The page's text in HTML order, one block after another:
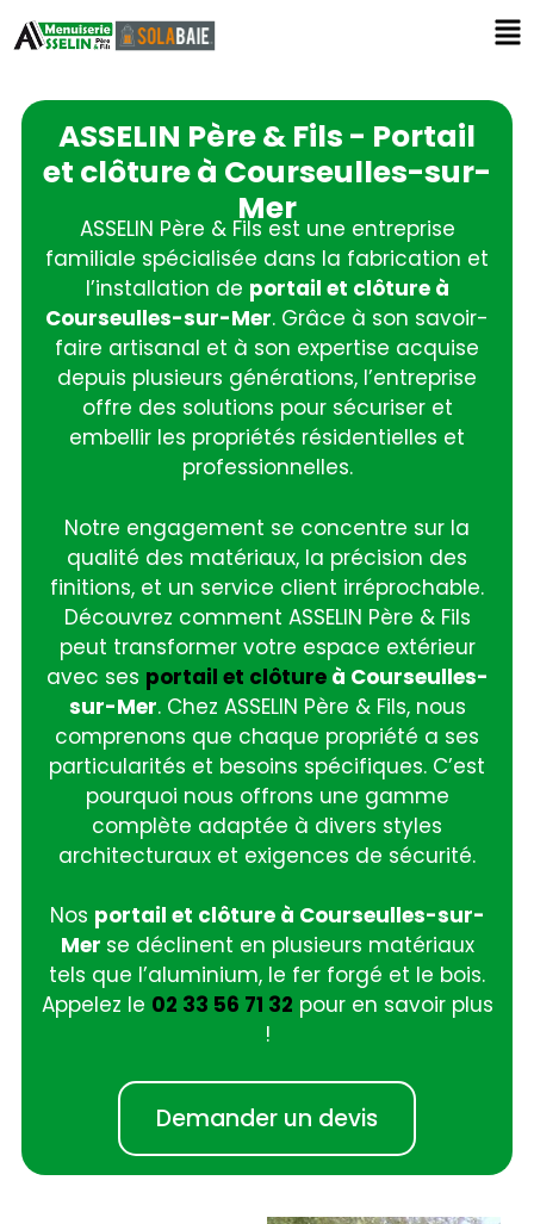
ASSELIN Père & Fils - Portail
et clôture à Courseulles-sur-
Mer
ASSELIN Père & Fils est une entreprise
familiale spécialisée dans la fabrication et
l’installation de portail et clôture à
Courseulles-sur-Mer. Grâce à son savoir-
faire artisanal et à son expertise acquise
depuis plusieurs générations, l’entreprise
offre des solutions pour sécuriser et
embellir les propriétés résidentielles et
professionnelles.
Notre engagement se concentre sur la
qualité des matériaux, la précision des
finitions, et un service client irréprochable.
Découvrez comment ASSELIN Père & Fils
peut transformer votre espace extérieur
avec ses portail et clôtureà Courseulles-
sur-Mer. Chez ASSELIN Père & Fils, nous
comprenons que chaque propriété a ses
particularités et besoins spécifiques. C’est
pourquoi nous offrons une gamme
complète adaptée à divers styles
architecturaux et exigences de sécurité.
Nos portail et clôture à Courseulles-sur-
Mer se déclinent en plusieurs matériaux
tels que l’aluminium, le fer forgé et le bois.
Appelez le 02 33 56 71 32 pour en savoir plus
!
Demander un devis